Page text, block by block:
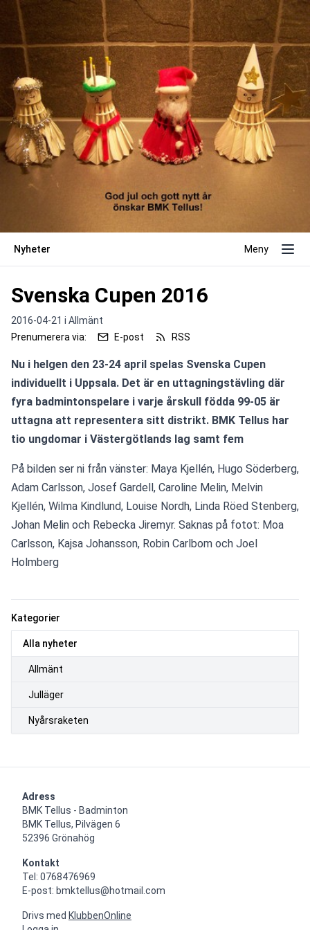
Nyheter Meny
Kategorier
Alla nyheter
Allmänt
Julläger
Nyårsraketen
Svenska Cupen 2016
2016-04-21 i Allmänt
Prenumerera via:
E-post RSS
Nu i helgen den 23-24 april spelas Svenska Cupen
individuellt i Uppsala. Det är en uttagningstävling där
fyra badmintonspelare i varje årskull födda 99-05 är
uttagna att representera sitt distrikt. BMK Tellus har
tio ungdomar i Västergötlands lag samt fem
På bilden ser ni från vänster: Maya Kjellén, Hugo Söderberg,
Adam Carlsson, Josef Gardell, Caroline Melin, Melvin
Kjellén, Wilma Kindlund, Louise Nordh, Linda Röed Stenberg,
Johan Melin och Rebecka Jiremyr. Saknas på fotot: Moa
Carlsson, Kajsa Johansson, Robin Carlbom och Joel
Holmberg
Adress
BMK Tellus - Badminton
BMK Tellus, Pilvägen 6
52396 Grönahög
Kontakt
Tel: 0768476969
E-post: bmktellus@hotmail.com
Drivs med KlubbenOnline